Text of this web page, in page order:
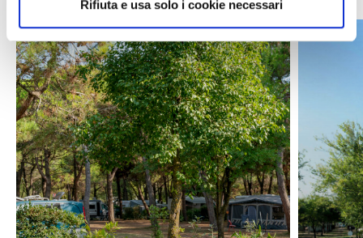
Rifiuta e usa solo i cookie necessari